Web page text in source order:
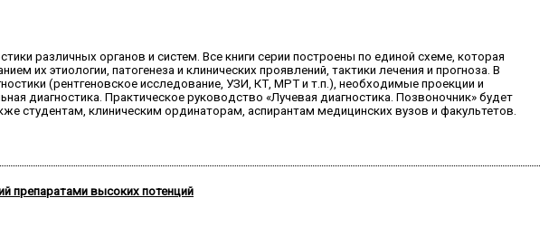
различных органов и систем. Все книги серии построены по единой схеме, которая
их этиологии, патогенеза и клинических проявлений, тактики лечения и прогноза. В
(рентгеновское исследование, УЗИ, КТ, МРТ и т.п.), необходимые проекции и
диагностика. Практическое руководство «Лучевая диагностика. Позвоночник» будет
студентам, клиническим ординаторам, аспирантам медицинских вузов и факультетов.
препаратами высоких потенций